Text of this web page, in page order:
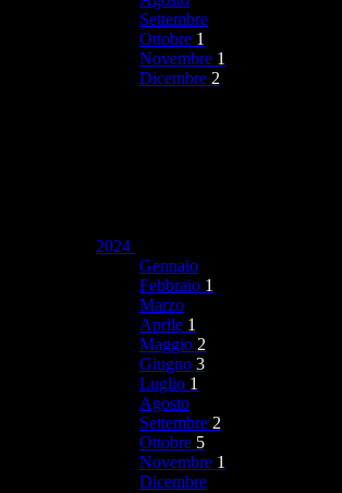
Settembre
Ottobre 1
Novembre 1
Dicembre 2
2024
Gennaio
Febbraio 1
Marzo
Aprile 1
Maggio 2
Giugno 3
Luglio 1
Agosto
Settembre 2
Ottobre 5
Novembre 1
Dicembre